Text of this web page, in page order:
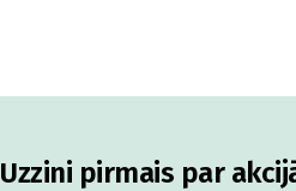
Uzzini pirmais par